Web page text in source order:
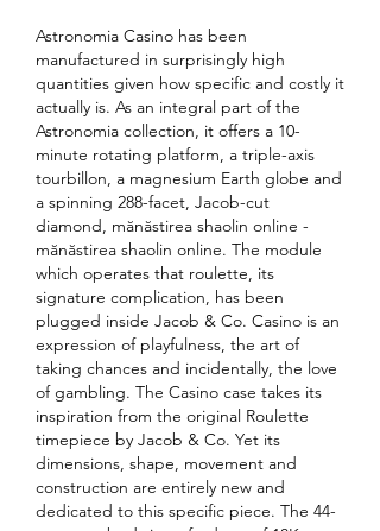
Astronomia Casino has been
manufactured in surprisingly high
quantities given how specific and costly it
actually is. As an integral part of the
Astronomia collection, it offers a 10-
minute rotating platform, a triple-axis
tourbillon, a magnesium Earth globe and
a spinning 288-facet, Jacob-cut
diamond, mănăstirea shaolin online -
mănăstirea shaolin online. The module
which operates that roulette, its
signature complication, has been
plugged inside Jacob & Co. Casino is an
expression of playfulness, the art of
taking chances and incidentally, the love
of gambling. The Casino case takes its
inspiration from the original Roulette
timepiece by Jacob & Co. Yet its
dimensions, shape, movement and
construction are entirely new and
dedicated to this specific piece. The 44-